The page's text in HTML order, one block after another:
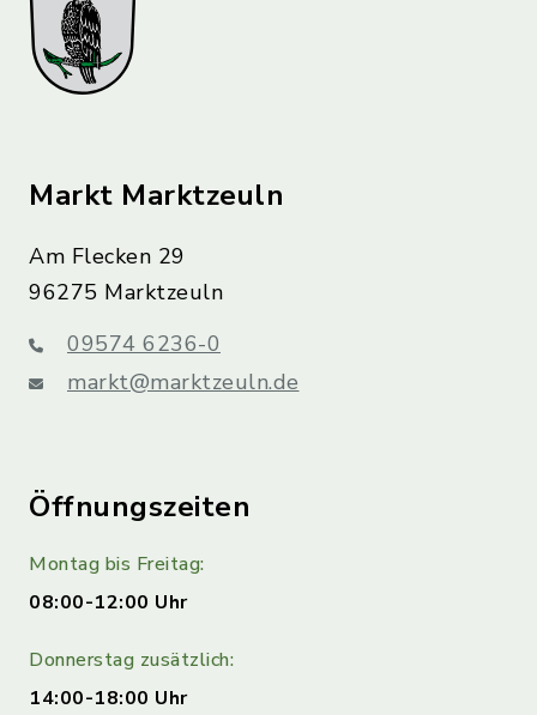
Markt Marktzeuln
Am Flecken 29
96275 Marktzeuln
09574 6236-0
markt@marktzeuln.de
Öffnungszeiten
Montag bis Freitag:
08:00-12:00 Uhr
Donnerstag zusätzlich:
14:00-18:00 Uhr